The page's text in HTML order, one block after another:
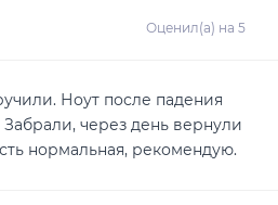
Оценил(а) на 5
Ноут после падения
Забрали, через день вернули
нормальная, рекомендую.